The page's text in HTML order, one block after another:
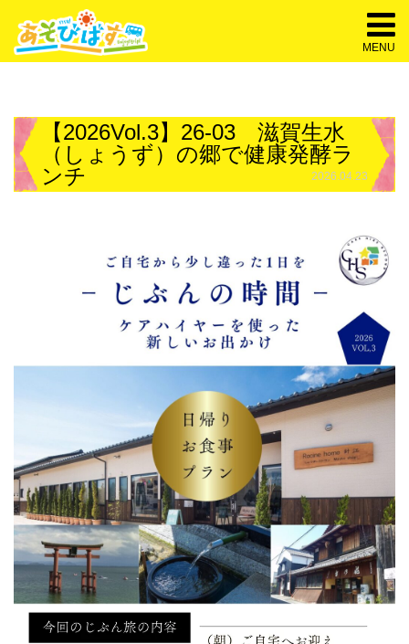
MENU
【2026Vol.3】26-03 滋賀生水
（しょうず）の郷で健康発酵ラ
ンチ
2026.04.23